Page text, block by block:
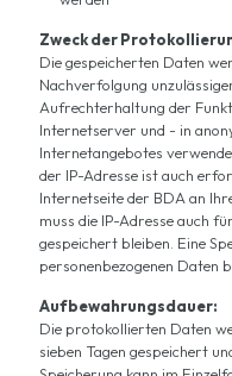
Zweck der
Die gespeicherten Daten
Nachverfolgung
Aufrechterhaltung der
Internetserver und - in
Internetangebotes
der IP-Adresse ist auch
Internetseite der BDA an
muss die IP-Adresse auch
gespeichert bleiben. Eine
personenbezogenen Daten
Aufbewahrungsdauer:
Die protokollierten Daten
sieben Tagen gespeichert